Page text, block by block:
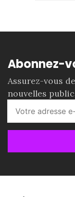
Abonnez-
Assurez-vous
nouvelles